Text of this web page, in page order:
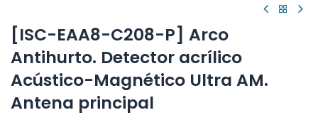
[ISC-EAA8-C208-P] Arco
Antihurto. Detector acrílico
Acústico-Magnético Ultra AM.
Antena principal